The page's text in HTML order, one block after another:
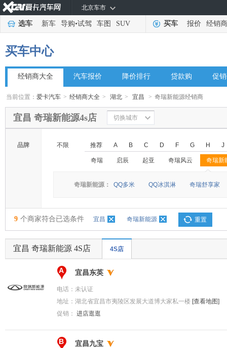
北京车市
选车 新车 导购•试驾 车图 SUV 买车 报价 经销商
买车中心
经销商大全 汽车报价 降价排行 贷款购 促
当前位置：爱卡汽车 > 经销商大全 > 湖北 > 宜昌 > 奇瑞新能源经销商
宜昌 奇瑞新能源4s店 切换城市
品牌 不限 推荐 A B C D F G H J
奇瑞 启辰 起亚 奇瑞风云 奇瑞新
◆
◆
奇瑞新能源： QQ多米 QQ冰淇淋 奇瑞舒享家
9 个商家符合已选条件 宜昌 奇瑞新能源 重置
宜昌 奇瑞新能源 4S店 4S店
A 宜昌东英
电话： 未认证
地址： 湖北省宜昌市夷陵区发展大道博大家私一楼 [查看地图]
促销： 进店逛逛
B 宜昌九宝